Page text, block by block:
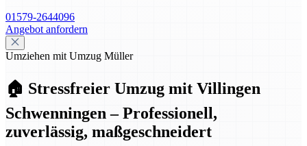
01579-2644096
Angebot anfordern
Umziehen mit Umzug Müller
🏠 Stressfreier Umzug mit Villingen
Schwenningen – Professionell,
zuverlässig, maßgeschneidert